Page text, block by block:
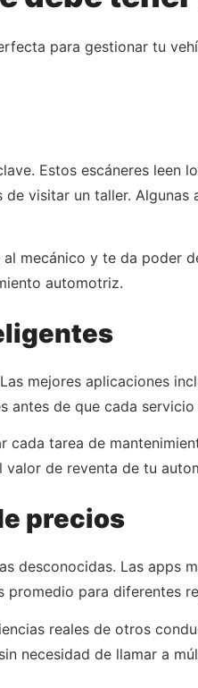
para gestionar tu
Estos escáneres leen
visitar un taller.
mecánico y te da poder
automotriz.
mejores aplicaciones
de que cada servicio
tarea de
de reventa de tu
precios
desconocidas. Las apps
para diferentes
reales de otros
necesidad de llamar a